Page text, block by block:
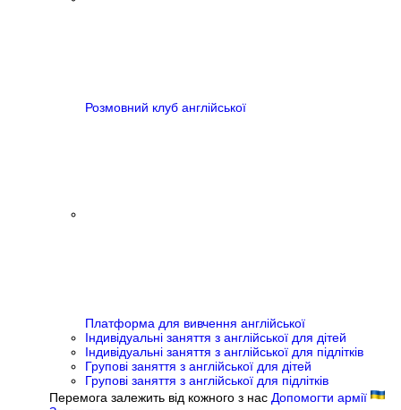
Розмовний клуб англійської
Платформа для вивчення англійської
Індивідуальні заняття з англійської для дітей
Індивідуальні заняття з англійської для підлітків
Групові заняття з англійської для дітей
Групові заняття з англійської для підлітків
Перемога залежить від кожного з нас Допомогти армії